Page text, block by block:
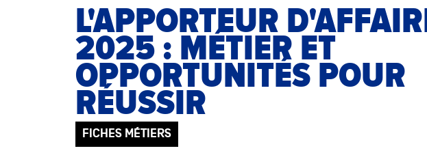
L'APPORTEUR
2025 : MÉTIER ET
OPPORTUNITÉS POUR
RÉUSSIR
FICHES MÉTIERS